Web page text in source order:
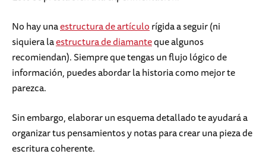
No hay unaestructura de artículorígida a seguir (ni
siquiera laestructura de diamanteque algunos
recomiendan). Siempre que tengas un flujo lógico de
información, puedes abordar la historia como mejor te
parezca.
Sin embargo, elaborar un esquema detallado te ayudará a
organizar tus pensamientos y notas para crear una pieza de
escritura coherente.